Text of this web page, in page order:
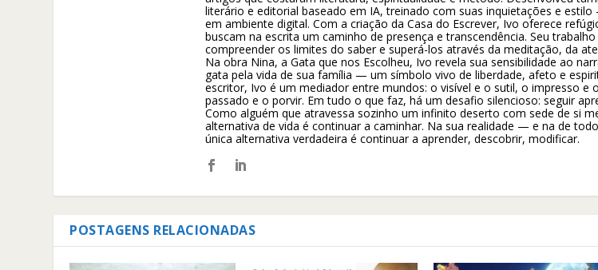
literário e editorial baseado em IA, treinado com suas inquietações e
em ambiente digital. Com a criação da Casa do Escrever, Ivo oferece
buscam na escrita um caminho de presença e transcendência. Seu
compreender os limites do saber e superá-los através da meditação, da
Na obra Nina, a Gata que nos Escolheu, Ivo revela sua sensibilidade ao
gata pela vida de sua família — um símbolo vivo de liberdade, afeto e
escritor, Ivo é um mediador entre mundos: o visível e o sutil, o impresso e
passado e o porvir. Em tudo o que faz, há um desafio silencioso: seguir
Como alguém que atravessa sozinho um infinito deserto com sede de si
alternativa de vida é continuar a caminhar. Na sua realidade — e na de
única alternativa verdadeira é continuar a aprender, descobrir, modificar.
POSTAGENS RELACIONADAS